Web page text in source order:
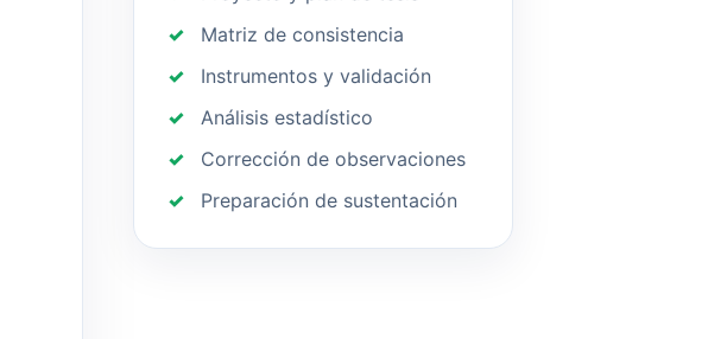
Matriz de consistencia
Instrumentos y validación
Análisis estadístico
Corrección de observaciones
Preparación de sustentación